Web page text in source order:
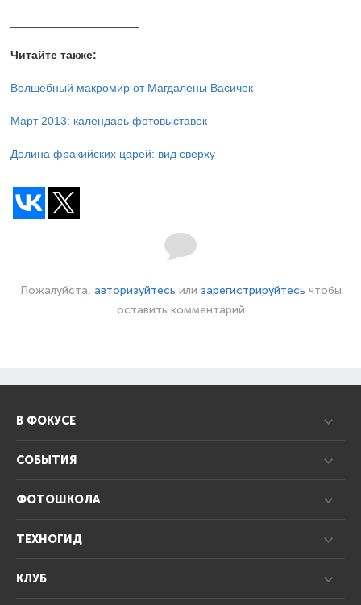
Читайте также:
Волшебный макромир от Магдалены Васичек
Март 2013: календарь фотовыставок
Долина фракийских царей: вид сверху
Пожалуйста, авторизуйтесь или зарегистрируйтесь чтобы
оставить комментарий
В ФОКУСЕ
СОБЫТИЯ
ФОТОШКОЛА
ТЕХНОГИД
КЛУБ